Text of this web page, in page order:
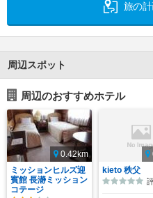
旅の
周辺スポット
周辺のおすすめホテル
0.42km
ミッションヒルズ迎
賓館 長瀞ミッション
コテージ
kieto 秩父